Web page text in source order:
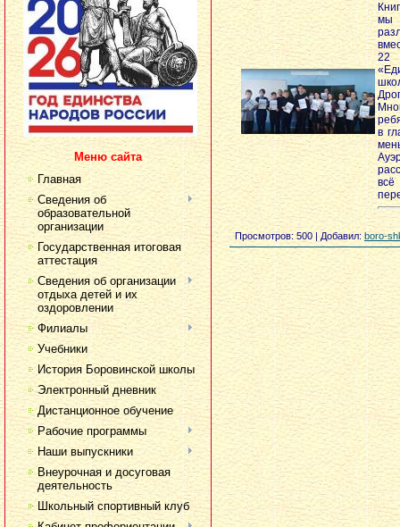
Меню сайта
Главная
Сведения об
образовательной
организации
Государственная итоговая
аттестация
Сведения об организации
отдыха детей и их
оздоровлении
Филиалы
Учебники
История Боровинской школы
Электронный дневник
Дистанционное обучение
Рабочие программы
Наши выпускники
Внеурочная и досуговая
деятельность
Школьный спортивный клуб
мы
22
в
Просмотров: 500 | Добавил: boro-